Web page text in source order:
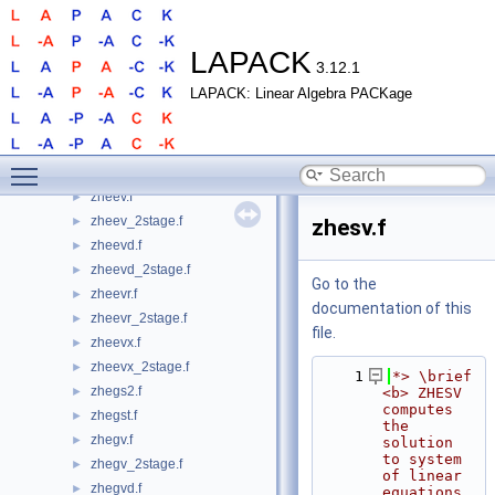
LAPACK 3.12.1
LAPACK: Linear Algebra PACKage
► zhbgvx.f
► zhbtrd.f
► zhecon.f
► zhecon_3.f
► zhecon_rook.f
► zheev.f
► zheev_2stage.f
► zheevd.f
► zheevd_2stage.f
► zheevr.f
► zheevr_2stage.f
► zheevx.f
► zheevx_2stage.f
► zhegs2.f
► zhegst.f
► zhegv.f
► zhegv_2stage.f
► zhegvd.f
zhesv.f
Go to the
documentation of this
file.
    1
*> \brief
<b> ZHESV
computes
the
solution
to system
of linear